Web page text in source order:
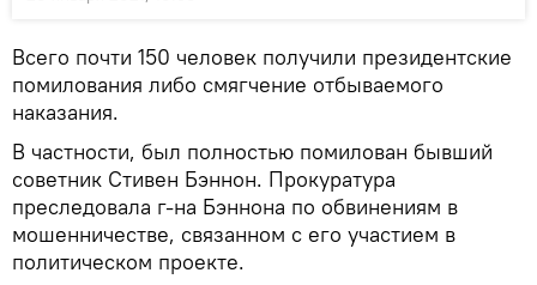
Всего почти 150 человек получили президентские
помилования либо смягчение отбываемого
наказания.
В частности, был полностью помилован бывший
советник Стивен Бэннон. Прокуратура
преследовала г-на Бэннона по обвинениям в
мошенничестве, связанном с его участием в
политическом проекте.